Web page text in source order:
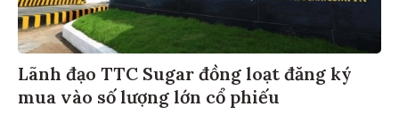
Lãnh đạo TTC Sugar đồng loạt đăng ký
mua vào số lượng lớn cổ phiếu